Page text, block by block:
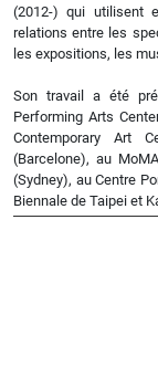
(2012-) qui utilisent
relations entre les
les expositions, les
Son travail a été
Performing Arts
Contemporary Art
(Barcelone), au
(Sydney), au Centre
Biennale de Taipei et